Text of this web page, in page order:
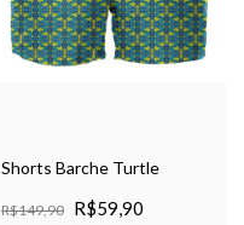
Shorts Barche Turtle
R$149,90 R$59,90